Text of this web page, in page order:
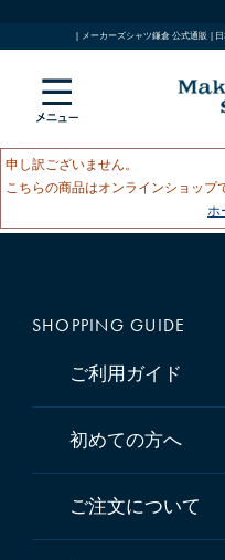
| メーカーズシャツ鎌倉 公式通販 |
申し訳ございません。
こちらの商品はオンラインショップ
ホ
SHOPPING GUIDE
ご利用ガイド
初めての方へ
ご注文について